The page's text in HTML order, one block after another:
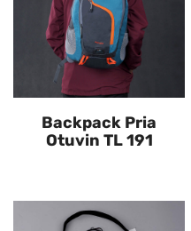
Backpack Pria
Otuvin TL 191